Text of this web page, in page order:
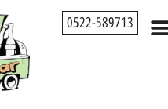
0522-589713